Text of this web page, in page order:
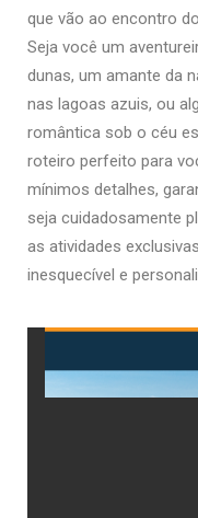
que vão ao encontro
Seja você um
dunas, um amante da
nas lagoas azuis, ou
romântica sob o céu
roteiro perfeito para
mínimos detalhes,
seja cuidadosamente
as atividades
inesquecível e